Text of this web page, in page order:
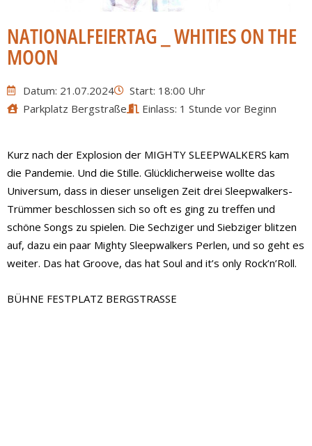
NATIONALFEIERTAG _ WHITIES ON THE
MOON
Datum: 21.07.2024
Start: 18:00 Uhr
Parkplatz Bergstraße
Einlass: 1 Stunde vor Beginn
Kurz nach der Explosion der MIGHTY SLEEPWALKERS kam
die Pandemie. Und die Stille. Glücklicherweise wollte das
Universum, dass in dieser unseligen Zeit drei Sleepwalkers-
Trümmer beschlossen sich so oft es ging zu treffen und
schöne Songs zu spielen. Die Sechziger und Siebziger blitzen
auf, dazu ein paar Mighty Sleepwalkers Perlen, und so geht es
weiter. Das hat Groove, das hat Soul and it’s only Rock’n’Roll.
BÜHNE FESTPLATZ BERGSTRASSE